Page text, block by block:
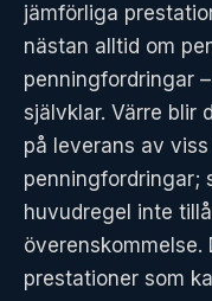
jämförliga
nästan alltid om
penningfordringar
självklar. Värre blir
på leverans av
penningfordringar;
huvudregel inte
prestationer som